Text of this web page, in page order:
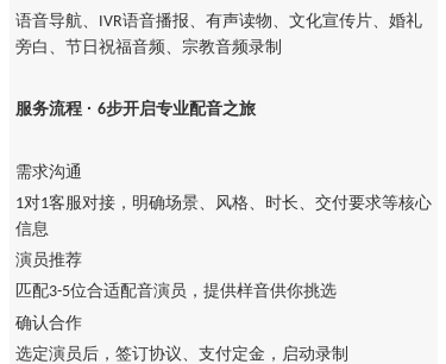
语音导航、
IVR语音播报、有声读物、文化宣传片、婚礼
旁白、节日祝福音频、宗教音频录制
服务流程 · 6步开启专业配音之旅
需求沟通
1对1客服对接，明确场景、风格、时长、交付要求等核心
信息
演员推荐
匹配3-5位合适配音演员，提供样音供你挑选
确认合作
选定演员后，签订协议、支付定金，启动录制